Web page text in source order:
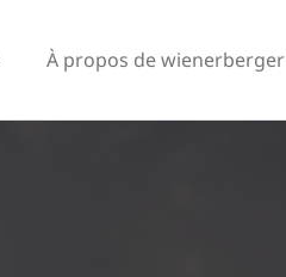
À propos de wienerberger